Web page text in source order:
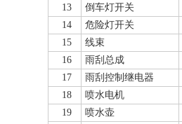
13
倒车灯开关
14
危险灯开关
15
线束
16
雨刮总成
17
雨刮控制继电器
18
喷水电机
19
喷水壶